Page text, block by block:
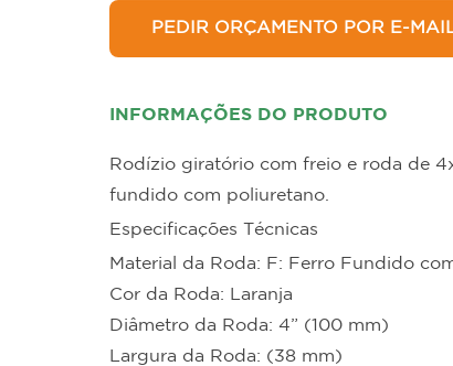
PEDIR ORÇAMENTO POR E-
INFORMAÇÕES DO PRODUTO
Rodízio giratório com freio e roda de
fundido com poliuretano.
Especificações Técnicas
Material da Roda: F: Ferro Fundido
Cor da Roda: Laranja
Diâmetro da Roda: 4” (100 mm)
Largura da Roda: (38 mm)